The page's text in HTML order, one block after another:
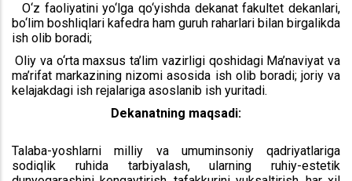
O‘z faoliyatini yo‘lga qo‘yishda dekanat fakultet dekanlari,
bo‘lim boshliqlari kafedra ham guruh raharlari bilan birgalikda
ish olib boradi;
Oliy va o‘rta maxsus ta’lim vazirligi qoshidagi Ma’naviyat va
ma’rifat markazining nizomi asosida ish olib boradi; joriy va
kelajakdagi ish rejalariga asoslanib ish yuritadi.
Dekanatning maqsadi:
Talaba-yoshlarni milliy va umuminsoniy qadriyatlariga
sodiqlik ruhida tarbiyalash, ularning ruhiy-estetik